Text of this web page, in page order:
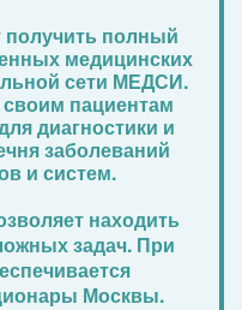
получить полный
медицинских
сети МЕДСИ.
пациентам
диагностики и
заболеваний
и систем.
находить
задач. При
Москвы.